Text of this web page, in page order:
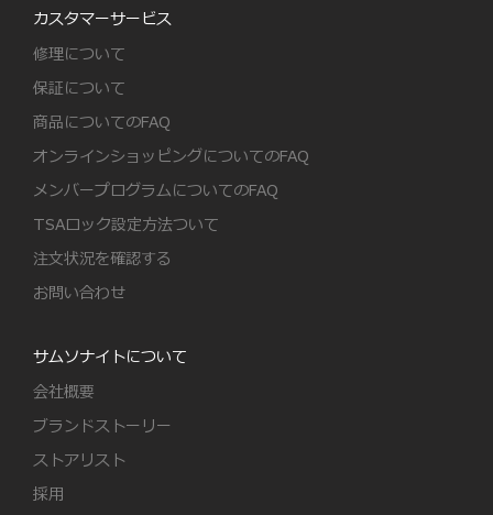
カスタマーサービス
修理について
保証について
商品についてのFAQ
オンラインショッピングについてのFAQ
メンバープログラムについてのFAQ
TSAロック設定方法ついて
注文状況を確認する
お問い合わせ
サムソナイトについて
会社概要
ブランドストーリー
ストアリスト
採用